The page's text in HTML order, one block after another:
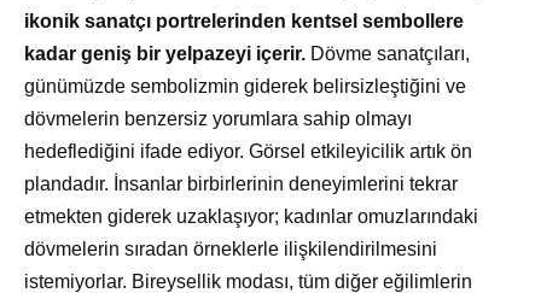
ikonik sanatçı portrelerinden kentsel sembollere
kadar geniş bir yelpazeyi içerir. Dövme sanatçıları,
günümüzde sembolizmin giderek belirsizleştiğini ve
dövmelerin benzersiz yorumlara sahip olmayı
hedeflediğini ifade ediyor. Görsel etkileyicilik artık ön
plandadır. İnsanlar birbirlerinin deneyimlerini tekrar
etmekten giderek uzaklaşıyor; kadınlar omuzlarındaki
dövmelerin sıradan örneklerle ilişkilendirilmesini
istemiyorlar. Bireysellik modası, tüm diğer eğilimlerin